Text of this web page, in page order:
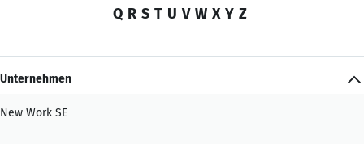
Q R S T U V W X Y Z
Unternehmen
New Work SE